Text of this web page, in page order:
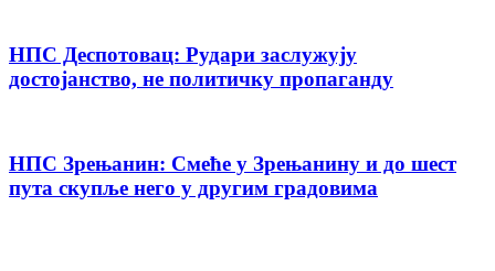
НПС Деспотовац: Рудари заслужују
достојанство, не политичку пропаганду
НПС Зрењанин: Смеће у Зрењанину и до шест
пута скупље него у другим градовима